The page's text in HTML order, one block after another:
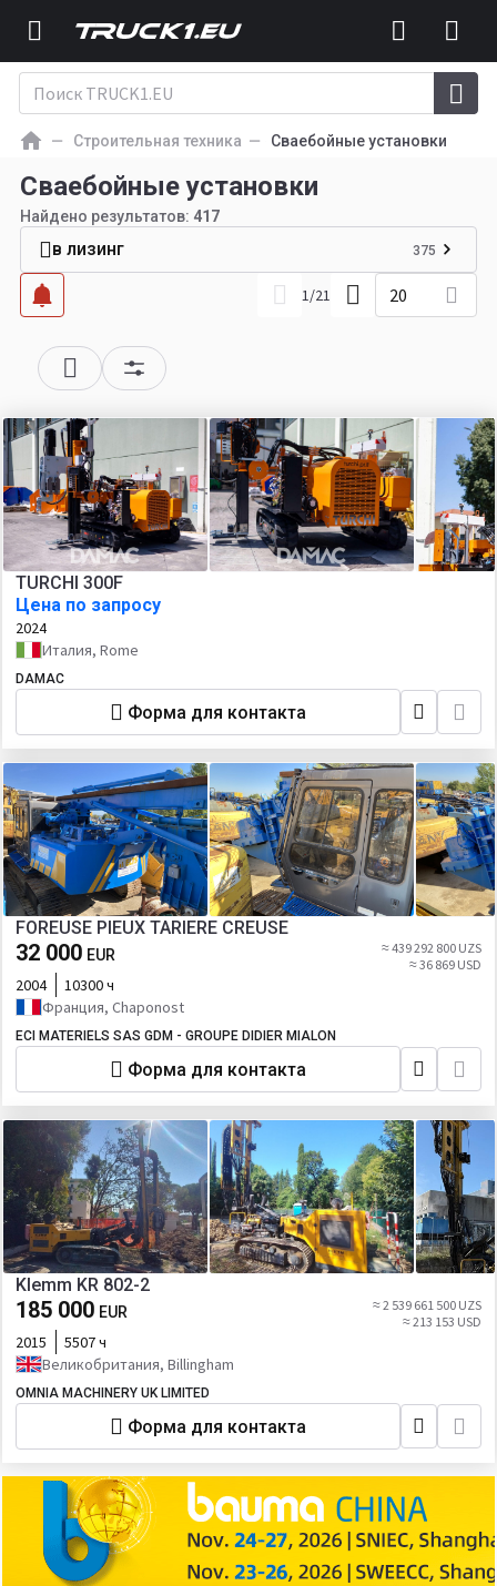
Строительная техника Сваебойные установки
Сваебойные установки
Найдено результатов: 417
в лизинг 375
1/21 20
TURCHI 300F
Цена по запросу
2024
Италия, Rome
DAMAC
Форма для контакта
FOREUSE PIEUX TARIERE CREUSE
32 000 EUR
≈ 439 292 800 UZS
≈ 36 869 USD
2004
10300 ч
Франция, Chaponost
ECI MATERIELS SAS GDM - GROUPE DIDIER MIALON
Форма для контакта
Klemm KR 802-2
185 000 EUR
≈ 2 539 661 500 UZS
≈ 213 153 USD
2015
5507 ч
Великобритания, Billingham
OMNIA MACHINERY UK LIMITED
Форма для контакта